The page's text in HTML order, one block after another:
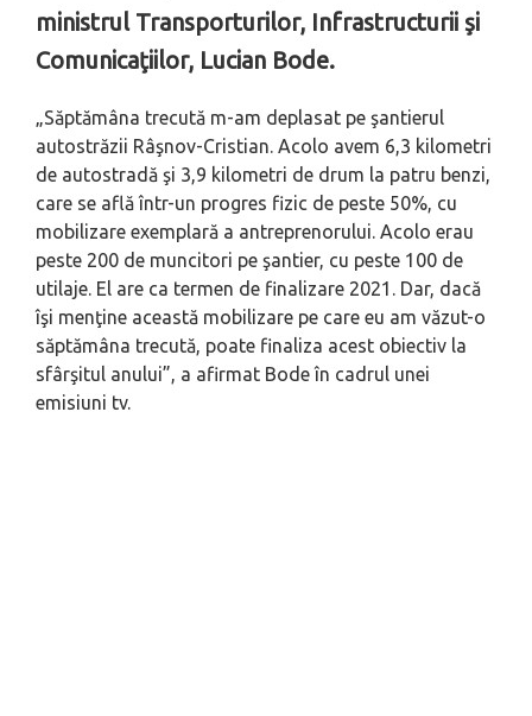
ministrul Transporturilor, Infrastructurii şi
Comunicaţiilor, Lucian Bode.
„Săptămâna trecută m-am deplasat pe şantierul
autostrăzii Râşnov-Cristian. Acolo avem 6,3 kilometri
de autostradă şi 3,9 kilometri de drum la patru benzi,
care se află într-un progres fizic de peste 50%, cu
mobilizare exemplară a antreprenorului. Acolo erau
peste 200 de muncitori pe şantier, cu peste 100 de
utilaje. El are ca termen de finalizare 2021. Dar, dacă
îşi menţine această mobilizare pe care eu am văzut-o
săptămâna trecută, poate finaliza acest obiectiv la
sfârşitul anului”, a afirmat Bode în cadrul unei
emisiuni tv.